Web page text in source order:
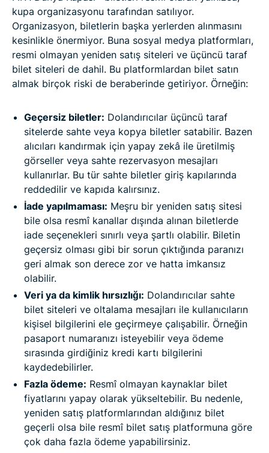
kupa organizasyonu tarafından satılıyor.
Organizasyon, biletlerin başka yerlerden alınmasını
kesinlikle önermiyor. Buna sosyal medya platformları,
resmi olmayan yeniden satış siteleri ve üçüncü taraf
bilet siteleri de dahil. Bu platformlardan bilet satın
almak birçok riski de beraberinde getiriyor. Örneğin:
Geçersiz biletler: Dolandırıcılar üçüncü taraf
sitelerde sahte veya kopya biletler satabilir. Bazen
alıcıları kandırmak için yapay zekâ ile üretilmiş
görseller veya sahte rezervasyon mesajları
kullanırlar. Bu tür sahte biletler giriş kapılarında
reddedilir ve kapıda kalırsınız.
İade yapılmaması: Meşru bir yeniden satış sitesi
bile olsa resmî kanallar dışında alınan biletlerde
iade seçenekleri sınırlı veya şartlı olabilir. Biletin
geçersiz olması gibi bir sorun çıktığında paranızı
geri almak son derece zor ve hatta imkansız
olabilir.
Veri ya da kimlik hırsızlığı: Dolandırıcılar sahte
bilet siteleri ve oltalama mesajları ile kullanıcıların
kişisel bilgilerini ele geçirmeye çalışabilir. Örneğin
pasaport numaranızı isteyebilir veya ödeme
sırasında girdiğiniz kredi kartı bilgilerini
kaydedebilirler.
Fazla ödeme: Resmî olmayan kaynaklar bilet
fiyatlarını yapay olarak yükseltebilir. Bu nedenle,
yeniden satış platformlarından aldığınız bilet
geçerli olsa bile resmî bilet satış platformuna göre
çok daha fazla ödeme yapabilirsiniz.